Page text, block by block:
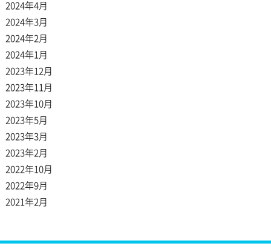
2024年4月
2024年3月
2024年2月
2024年1月
2023年12月
2023年11月
2023年10月
2023年5月
2023年3月
2023年2月
2022年10月
2022年9月
2021年2月